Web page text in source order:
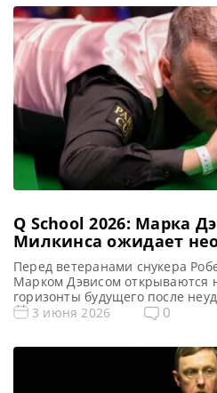
Q School 2026: Марка
Милкинса ожидает
будущее в
Перед ветеранами снукера
Марком Дэвисом открываются
горизонты будущего после
квалификационном турнире Q
оказались в неясном
дальнейшей карьеры после
турнире Q School 2026 в […]
3 июня 2026 0